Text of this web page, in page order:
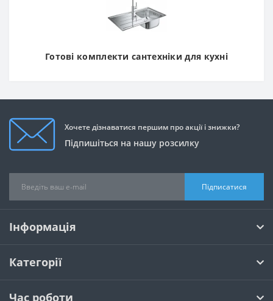
Готові комплекти сантехніки для кухні
Хочете дізнаватися першим про акції і знижки?
Підпишіться на нашу розсилку
Підписатися
Інформація
Категорії
Час роботи